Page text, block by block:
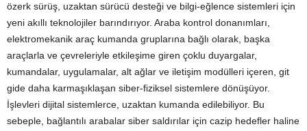
özerk sürüş, uzaktan sürücü desteği ve bilgi-eğlence sistemleri için
yeni akıllı teknolojiler barındırıyor. Araba kontrol donanımları,
elektromekanik araç kumanda gruplarına bağlı olarak, başka
araçlarla ve çevreleriyle etkileşime giren çoklu duyargalar,
kumandalar, uygulamalar, alt ağlar ve iletişim modülleri içeren, git
gide daha karmaşıklaşan siber-fiziksel sistemlere dönüşüyor.
İşlevleri dijital sistemlerce, uzaktan kumanda edilebiliyor. Bu
sebeple, bağlantılı arabalar siber saldırılar için cazip hedefler haline